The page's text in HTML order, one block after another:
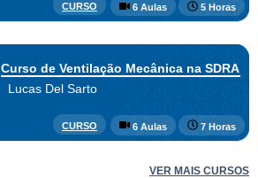
CURSO 6 Aulas 5 Horas
Curso de Ventilação Mecânica na SDRA
Lucas Del Sarto
CURSO 6 Aulas 7 Horas
VER MAIS CURSOS